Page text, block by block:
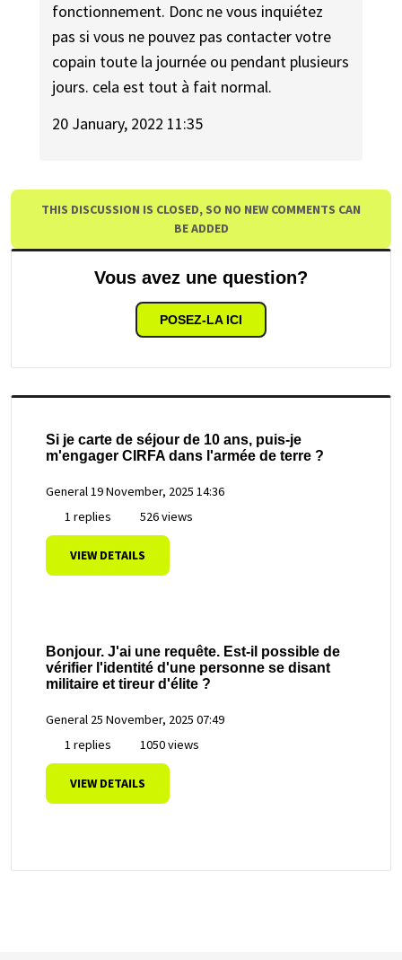
fonctionnement. Donc ne vous inquiétez
pas si vous ne pouvez pas contacter votre
copain toute la journée ou pendant plusieurs
jours. cela est tout à fait normal.
20 January, 2022 11:35
THIS DISCUSSION IS CLOSED, SO NO NEW COMMENTS CAN
BE ADDED
Vous avez une question?
POSEZ-LA ICI
Si je carte de séjour de 10 ans, puis-je
m'engager CIRFA dans l'armée de terre ?
General19 November, 2025 14:36
1 replies
526 views
VIEW DETAILS
Bonjour. J'ai une requête. Est-il possible de
vérifier l'identité d'une personne se disant
militaire et tireur d'élite ?
General 25 November, 2025 07:49
1 replies
1050 views
VIEW DETAILS